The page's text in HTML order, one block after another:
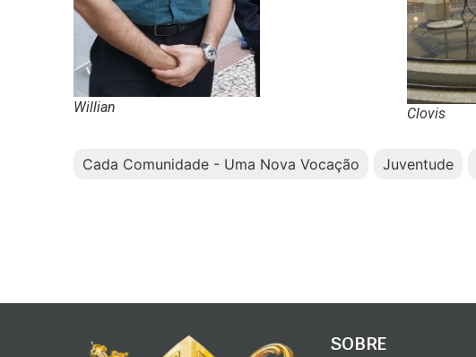
Willian Clovis
Cada Comunidade - Uma Nova Vocação Juventude
SOBRE